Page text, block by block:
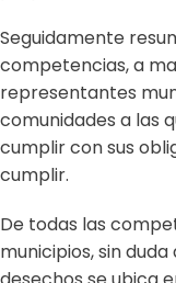
Seguidamente
competencias, a
representantes
comunidades a las
cumplir con sus
cumplir.
De todas las
municipios, sin